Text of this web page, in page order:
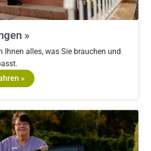
»
Ihnen alles, was Sie brauchen und
»